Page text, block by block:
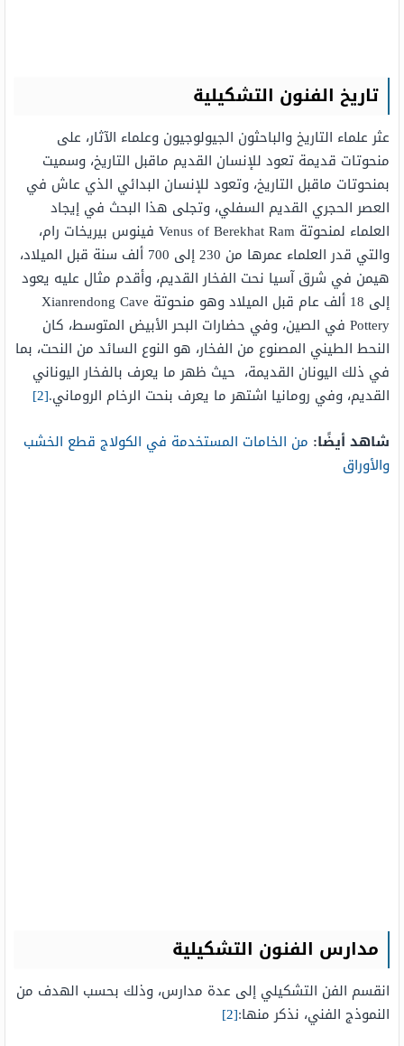
تاريخ الفنون التشكيلية
عثر علماء التاريخ والباحثون الجيولوجيون وعلماء الآثار، على
منحوتات قديمة تعود للإنسان القديم ماقبل التاريخ، وسميت
بمنحوتات ماقبل التاريخ، وتعود للإنسان البدائي الذي عاش في
العصر الحجري القديم السفلي، وتجلى هذا البحث في إيجاد
العلماء لمنحوتة Venus of Berekhat Ram فينوس بيريخات رام،
والتي قدر العلماء عمرها من 230 إلى 700 ألف سنة قبل الميلاد،
هيمن في شرق آسيا نحت الفخار القديم، وأقدم مثال عليه يعود
إلى 18 ألف عام قبل الميلاد وهو منحوتة Xianrendong Cave
Pottery في الصين، وفي حضارات البحر الأبيض المتوسط، كان
النحط الطيني المصنوع من الفخار، هو النوع السائد من النحت، بما
في ذلك اليونان القديمة، حيث ظهر ما يعرف بالفخار اليوناني
القديم، وفي رومانيا اشتهر ما يعرف بنحت الرخام الروماني.[2]
شاهد أيضًا: من الخامات المستخدمة في الكولاج قطع الخشب
والأوراق
مدارس الفنون التشكيلية
انقسم الفن التشكيلي إلى عدة مدارس، وذلك بحسب الهدف من
النموذج الفني، نذكر منها:[2]